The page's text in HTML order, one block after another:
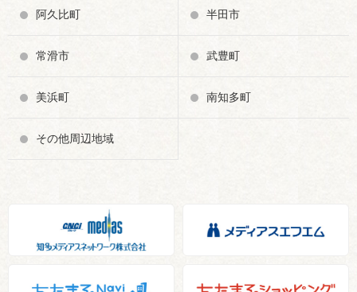
阿久比町 半田市
常滑市 武豊町
美浜町 南知多町
その他周辺地域